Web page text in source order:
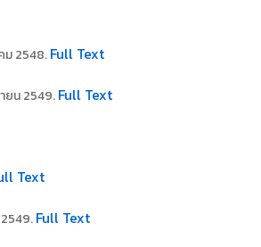
ม 2548.Full Text
ยน 2549.Full Text
Text
Full Text